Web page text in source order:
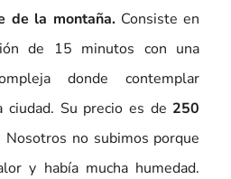
de la montaña.Consiste en
de 15 minutos con una
donde contemplar
ciudad. Su precio es de 250
no subimos porque
y había mucha humedad.